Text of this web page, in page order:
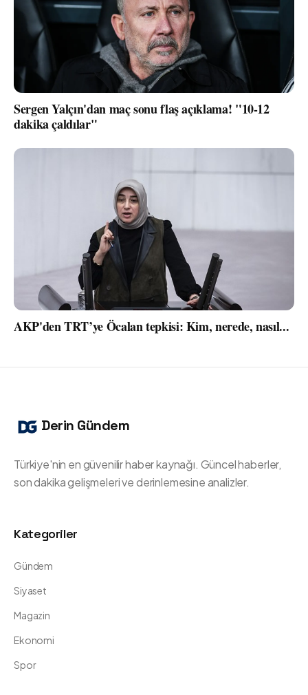
Sergen Yalçın'dan maç sonu flaş açıklama! "10-12
dakika çaldılar"
AKP'den TRT’ye Öcalan tepkisi: Kim, nerede, nasıl...
Derin Gündem
Türkiye'nin en güvenilir haber kaynağı. Güncel haberler,
son dakika gelişmeleri ve derinlemesine analizler.
Kategoriler
Gündem
Siyaset
Magazin
Ekonomi
Spor